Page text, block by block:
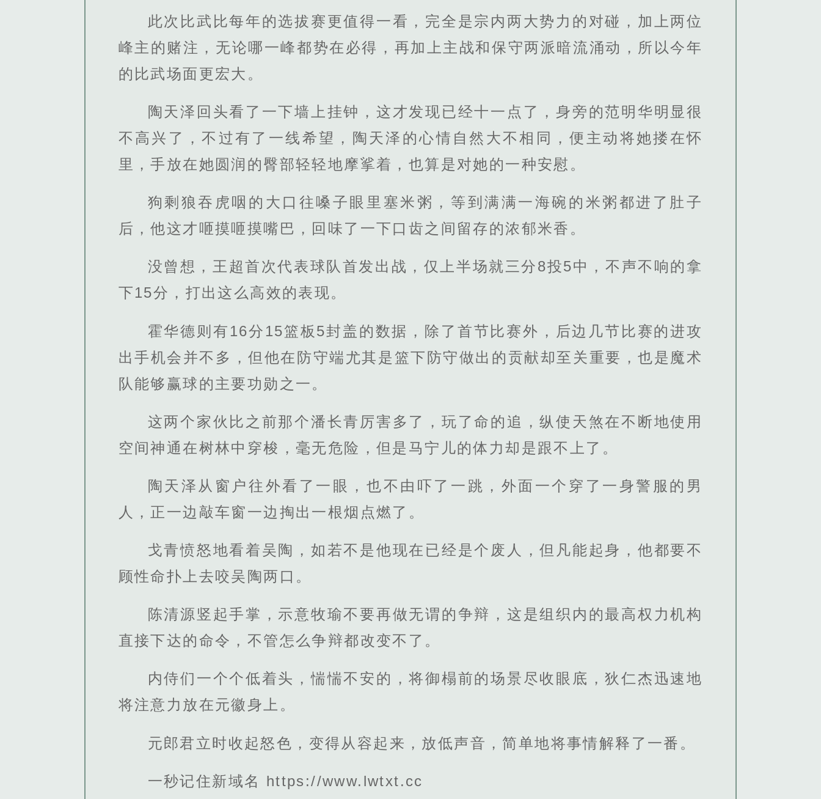
此次比武比每年的选拔赛更值得一看，完全是宗内两大势力的对碰，加上两位
峰主的赌注，无论哪一峰都势在必得，再加上主战和保守两派暗流涌动，所以今年
的比武场面更宏大。
陶天泽回头看了一下墙上挂钟，这才发现已经十一点了，身旁的范明华明显很
不高兴了，不过有了一线希望，陶天泽的心情自然大不相同，便主动将她搂在怀
里，手放在她圆润的臀部轻轻地摩挲着，也算是对她的一种安慰。
狗剩狼吞虎咽的大口往嗓子眼里塞米粥，等到满满一海碗的米粥都进了肚子
后，他这才咂摸咂摸嘴巴，回味了一下口齿之间留存的浓郁米香。
没曾想，王超首次代表球队首发出战，仅上半场就三分8投5中，不声不响的拿
下15分，打出这么高效的表现。
霍华德则有16分15篮板5封盖的数据，除了首节比赛外，后边几节比赛的进攻
出手机会并不多，但他在防守端尤其是篮下防守做出的贡献却至关重要，也是魔术
队能够赢球的主要功勋之一。
这两个家伙比之前那个潘长青厉害多了，玩了命的追，纵使天煞在不断地使用
空间神通在树林中穿梭，毫无危险，但是马宁儿的体力却是跟不上了。
陶天泽从窗户往外看了一眼，也不由吓了一跳，外面一个穿了一身警服的男
人，正一边敲车窗一边掏出一根烟点燃了。
戈青愤怒地看着吴陶，如若不是他现在已经是个废人，但凡能起身，他都要不
顾性命扑上去咬吴陶两口。
陈清源竖起手掌，示意牧瑜不要再做无谓的争辩，这是组织内的最高权力机构
直接下达的命令，不管怎么争辩都改变不了。
内侍们一个个低着头，惴惴不安的，将御榻前的场景尽收眼底，狄仁杰迅速地
将注意力放在元徽身上。
元郎君立时收起怒色，变得从容起来，放低声音，简单地将事情解释了一番。
一秒记住新域名 https://www.lwtxt.cc